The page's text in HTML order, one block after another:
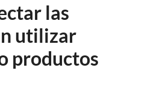
las
utilizar
productos